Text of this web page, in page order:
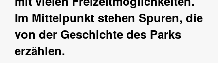
Im Mittelpunkt stehen Spuren, die
von der Geschichte des Parks
erzählen.